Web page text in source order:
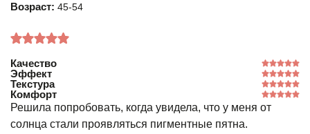
Возраст: 45-54
Качество
Эффект
Текстура
Комфорт
Решила попробовать, когда увидела, что у меня от
солнца стали проявляться пигментные пятна.